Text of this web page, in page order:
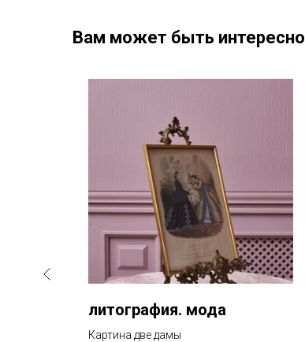
Вам может быть интересно
литография. мода
Картина две дамы